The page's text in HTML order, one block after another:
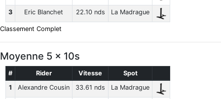
3 Eric Blanchet 22.10 nds La Madrague
Classement Complet
Moyenne 5 x 10s
# Rider Vitesse
Spot
1
Alexandre Cousin 33.61 nds La Madrague